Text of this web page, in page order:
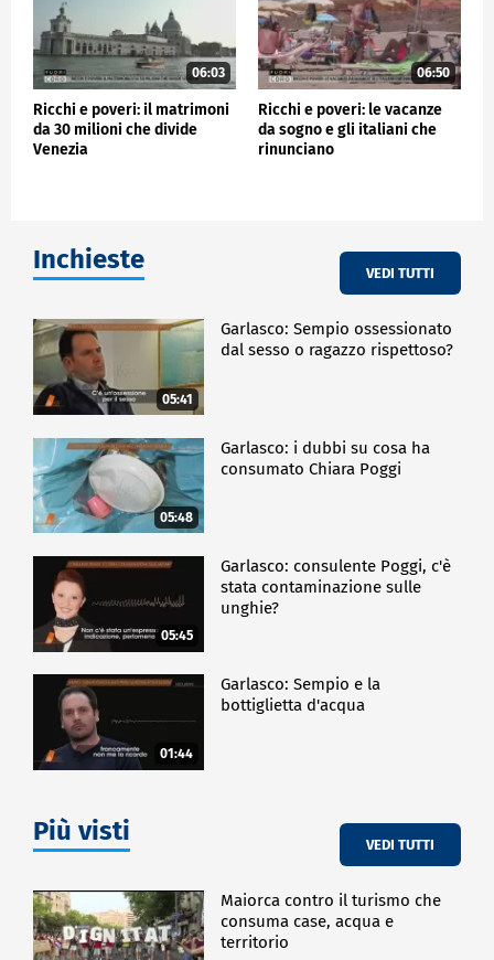
06:03
Ricchi e poveri: il matrimoni
da 30 milioni che divide
Venezia
06:50
Ricchi e poveri: le vacanze
da sogno e gli italiani che
rinunciano
Inchieste VEDI TUTTI
05:41
Garlasco: Sempio ossessionato
dal sesso o ragazzo rispettoso?
05:48
Garlasco: i dubbi su cosa ha
consumato Chiara Poggi
05:45
Garlasco: consulente Poggi, c'è
stata contaminazione sulle
unghie?
01:44
Garlasco: Sempio e la
bottiglietta d'acqua
Più visti VEDI TUTTI
Maiorca contro il turismo che
consuma case, acqua e
territorio